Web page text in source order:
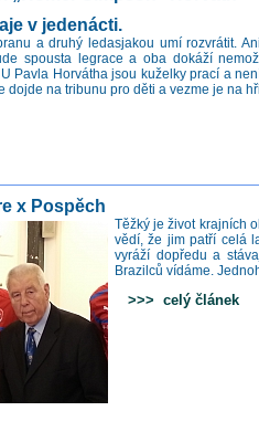
v jedenácti.
a druhý ledasjakou umí rozvrátit.
spousta legrace a oba dokáží
Pavla Horvátha jsou kuželky prací a
dojde na tribunu pro děti a vezme je na
x Pospěch
Těžký je život krajních
vědí, že jim patří celá
vyráží dopředu a
Brazilců vídáme.
>>> celý článek